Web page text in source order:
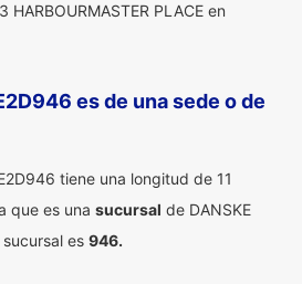
PLACE en
es de una sede o de
tiene una longitud de 11
que es una sucursal de DANSKE
es 946.